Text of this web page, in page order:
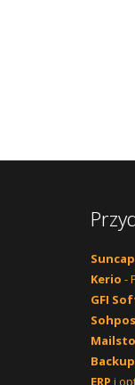
Kerio -
GFI
Sohpos
ERP i